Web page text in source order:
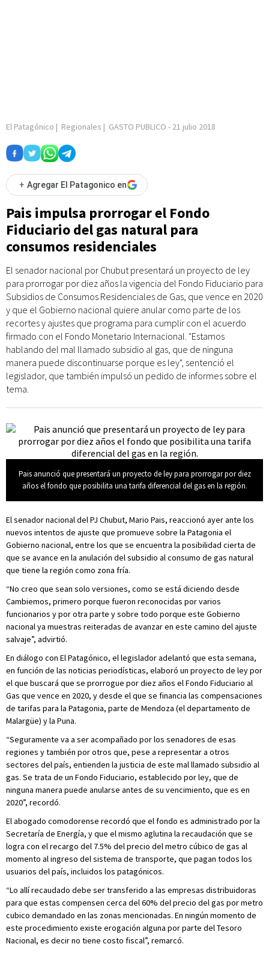
El Patagónico | Regionales | GASTO PUBLICO - 21 julio 2018
+ Agregar El Patagonico en
Pais impulsa prorrogar el Fondo
Fiduciario del gas natural para
consumos residenciales
El senador nacional por Chubut presentará un proyecto de ley
para prorrogar por diez años la vigencia del Fondo Fiduciario para
Subsidios de Consumos Residenciales de Gas, que vence en 2020
y que el Gobierno nacional quiere anular como parte de los
recortes y ajustes que programa para cumplir con el acuerdo
firmado con el Fondo Monetario Internacional. "Estamos
hablando del mal llamado subsidio al gas, que de ninguna
manera puede discontinuarse porque es ley", sentenció el
legislador, que también impulsó un pedido de informes sobre el
tema.
Pais anunció que presentará un proyecto de ley para prorrogar por diez
años el fondo que posibilita una tarifa diferencial del gas en la región.
El senador nacional del PJ Chubut, Mario Pais, reaccionó ayer ante los
nuevos intentos de ajuste que promueve sobre la Patagonia el
Gobierno nacional, entre los que se encuentra la posibilidad cierta de
que se avance en la anulación del subsidio al consumo de gas natural
que tiene la región como zona fría.
“No creo que sean solo versiones, como se está diciendo desde
Cambiemos, primero porque fueron reconocidas por varios
funcionarios y por otra parte y sobre todo porque este Gobierno
nacional ya muestras reiteradas de avanzar en este camino del ajuste
salvaje”, advirtió.
En diálogo con El Patagónico, el legislador adelantó que esta semana,
en función de las noticias periodísticas, elaboró un proyecto de ley por
el que buscará que se prorrogue por diez años el Fondo Fiduciario al
Gas que vence en 2020, y desde el que se financia las compensaciones
de tarifas para la Patagonia, parte de Mendoza (el departamento de
Malargüe) y la Puna.
“Seguramente va a ser acompañado por los senadores de esas
regiones y también por otros que, pese a representar a otros
sectores del país, entienden la justicia de este mal llamado subsidio al
gas. Se trata de un Fondo Fiduciario, establecido por ley, que de
ninguna manera puede anularse antes de su vencimiento, que es en
2020”, recordó.
El abogado comodorense recordó que el fondo es administrado por la
Secretaría de Energía, y que el mismo aglutina la recaudación que se
logra con el recargo del 7.5% del precio del metro cúbico de gas al
momento al ingreso del sistema de transporte, que pagan todos los
usuarios del país, incluidos los patagónicos.
“Lo allí recaudado debe ser transferido a las empresas distribuidoras
para que estas compensen cerca del 60% del precio del gas por metro
cubico demandado en las zonas mencionadas. En ningún momento de
este procedimiento existe erogación alguna por parte del Tesoro
Nacional, es decir no tiene costo fiscal”, remarcó.